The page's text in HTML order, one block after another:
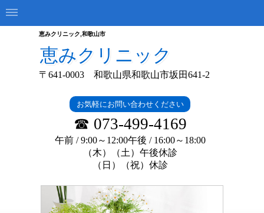
恵みクリニック,和歌山市
恵みクリニック
〒641-0003 和歌山県和歌山市坂田641-2
お気軽にお問い合わせください
☎ 073-499-4169
午前 / 9:00～12:00午後 / 16:00～18:00
（木）（土）午後休診
（日）（祝）休診